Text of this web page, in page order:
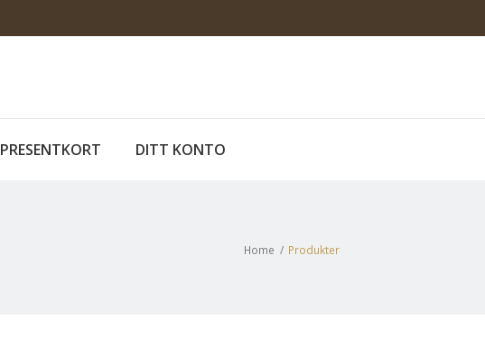
PRESENTKORT DITT KONTO
Home / Produkter